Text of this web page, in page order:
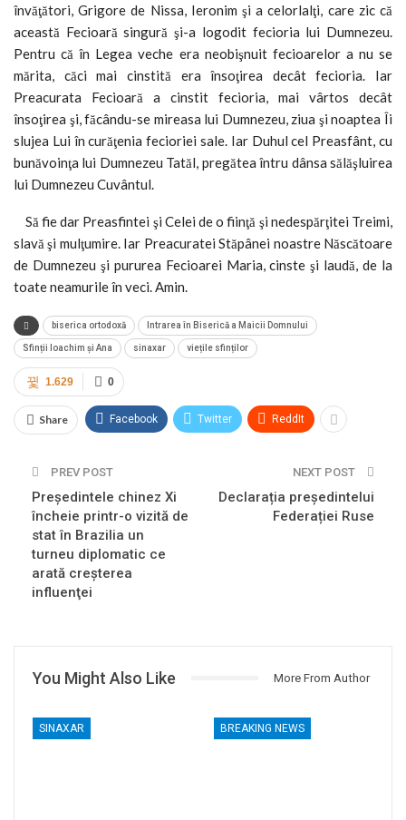
învăţători, Grigore de Nissa, Ieronim şi a celorlalţi, care zic că
această Fecioară singură şi-a logodit fecioria lui Dumnezeu.
Pentru că în Legea veche era neobişnuit fecioarelor a nu se
mărita, căci mai cinstită era însoţirea decât fecioria. Iar
Preacurata Fecioară a cinstit fecioria, mai vârtos decât
însoţirea şi, făcându-se mireasa lui Dumnezeu, ziua şi noaptea Îi
slujea Lui în curăţenia fecioriei sale. Iar Duhul cel Preasfânt, cu
bunăvoinţa lui Dumnezeu Tatăl, pregătea întru dânsa sălăşluirea
lui Dumnezeu Cuvântul.
Să fie dar Preasfintei şi Celei de o fiinţă şi nedespărţitei Treimi,
slavă şi mulţumire. Iar Preacuratei Stăpânei noastre Născătoare
de Dumnezeu şi pururea Fecioarei Maria, cinste şi laudă, de la
toate neamurile în veci. Amin.
biserica ortodoxă Intrarea în Biserică a Maicii Domnului
Sfinții Ioachim și Ana sinaxar viețile sfinților
0
1.629
Share Facebook Twitter ReddIt
PREV POST
Preşedintele chinez Xi
încheie printr-o vizită de
stat în Brazilia un
turneu diplomatic ce
arată creşterea
influenţei
NEXT POST
Declarația președintelui
Federației Ruse
You Might Also Like More From Author
SINAXAR BREAKING NEWS